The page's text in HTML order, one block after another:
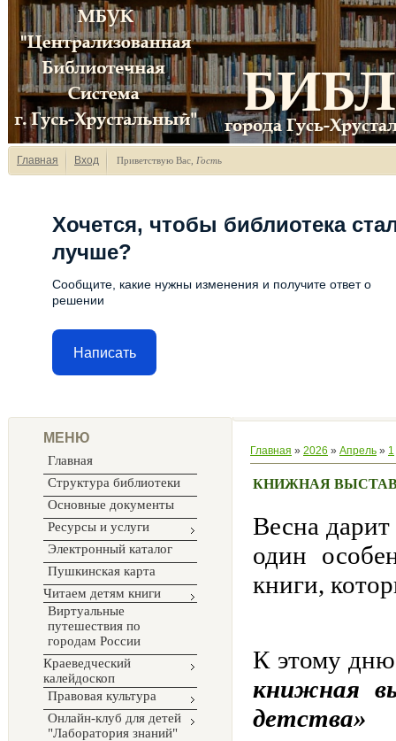
Главная Вход Приветствую Вас Гость
Хочется, чтобы библиотека
лучше?
Сообщите, какие нужны изменения и получите ответ о
решении
Написать
МЕНЮ
Главная
Структура библиотеки
Основные документы
Ресурсы и услуги
Электронный каталог
Пушкинская карта
Читаем детям книги
Виртуальные
путешествия по
городам России
Краеведческий
калейдоскоп
Правовая культура
Онлайн-клуб для детей
"Лаборатория знаний"
Главная » 2026 » Апрель » 1
КНИЖНАЯ
Весна
один
книги,
К этому дню
книжная
детства»